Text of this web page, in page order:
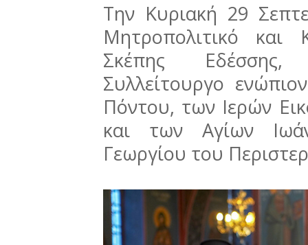
Την Κυριακή 29
Μητροπολιτικό
Σκέπης Εδέσσης,
Συλλείτουργο
Πόντου, των Ιερών
και των Αγίων
Γεωργίου του